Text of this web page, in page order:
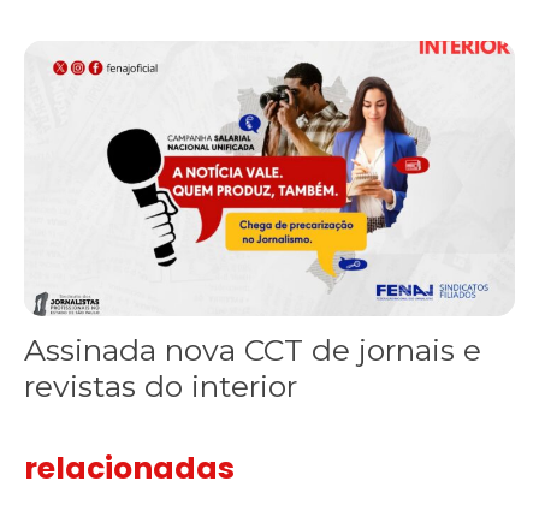
Assinada nova CCT de jornais e revistas do interior
Assinada nova CCT de jornais e
revistas do interior
relacionadas